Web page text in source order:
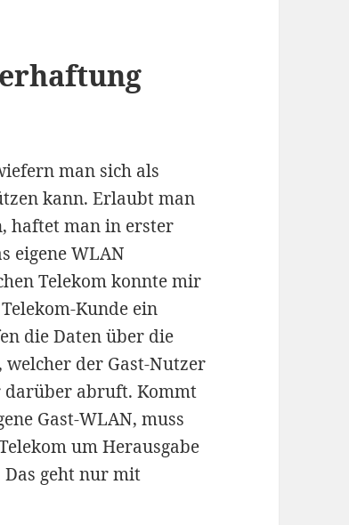
man sich als
kann. Erlaubt man
haftet man in erster
eigene WLAN
Telekom konnte mir
Kunde ein
die Daten über die
der Gast-Nutzer
darüber abruft. Kommt
Gast-WLAN, muss
um Herausgabe
Das geht nur mit